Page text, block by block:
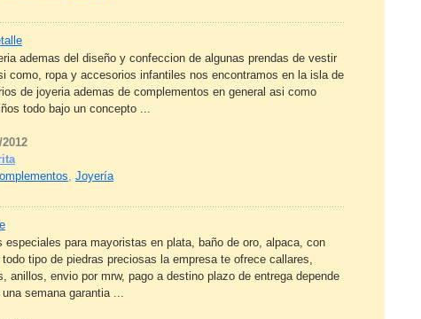
ademas del diseño y confeccion de algunas prendas de vestir
como, ropa y accesorios infantiles nos encontramos en la isla de
de joyeria ademas de complementos en general asi como
todo bajo un concepto ...
, Joyería
especiales para mayoristas en plata, baño de oro, alpaca, con
tipo de piedras preciosas la empresa te ofrece callares,
anillos, envio por mrw, pago a destino plazo de entrega depende
semana garantia ...